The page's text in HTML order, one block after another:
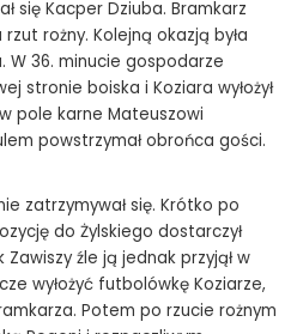
się Kacper Dziuba. Bramkarz
rzut rożny. Kolejną okazją była
W 36. minucie gospodarze
stronie boiska i Koziara wyłożył
pole karne Mateuszowi
powstrzymał obrońca gości.
zatrzymywał się. Krótko po
do Żylskiego dostarczył
Zawiszy źle ją jednak przyjął w
wyłożyć futbolówkę Koziarze,
Potem po rzucie rożnym